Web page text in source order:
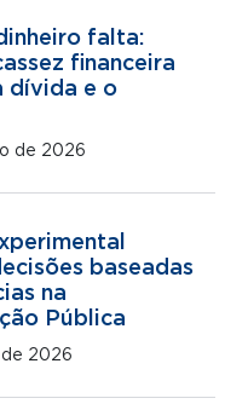
falta:
financeira
dívida e o
de 2026
baseadas
na
Pública
de 2026